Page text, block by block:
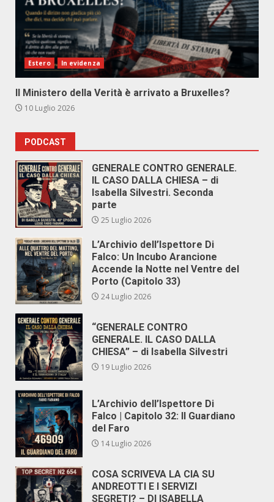
Estero In evidenza
Il Ministero della Verità è arrivato a Bruxelles?
10 Luglio 2026
PODCAST
GENERALE CONTRO GENERALE.
IL CASO DALLA CHIESA – di
Isabella Silvestri. Seconda
parte
25 Luglio 2026
L’Archivio dell’Ispettore Di
Falco: Un Incubo Arancione
Accende la Notte nel Ventre del
Porto (Capitolo 33)
24 Luglio 2026
“GENERALE CONTRO
GENERALE. IL CASO DALLA
CHIESA” – di Isabella Silvestri
19 Luglio 2026
L’Archivio dell’Ispettore Di
Falco | Capitolo 32: Il Guardiano
del Faro
14 Luglio 2026
COSA SCRIVEVA LA CIA SU
ANDREOTTI E I SERVIZI
SEGRETI? – DI ISABELLA